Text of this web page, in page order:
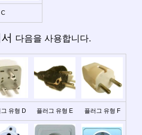
다음을 사용합니다.
유형 D 플러그 유형 E 플러그 유형 F